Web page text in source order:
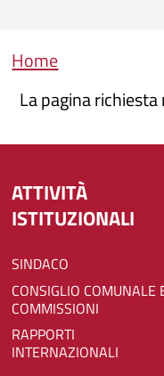
Briciole di pane
Home
La pagina
ATTIVITÀ
ISTITUZIONALI
SINDACO
CONSIGLIO COMUNALE E
COMMISSIONI
RAPPORTI
INTERNAZIONALI